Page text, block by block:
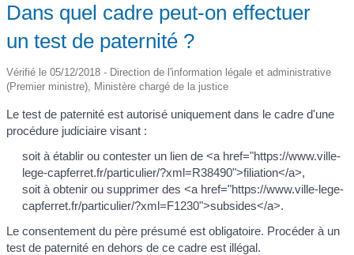
Dans quel cadre peut-on effectuer
un test de paternité ?
Vérifié le 05/12/2018 - Direction de l'information légale et administrative
(Premier ministre), Ministère chargé de la justice
Le test de paternité est autorisé uniquement dans le cadre d'une
procédure judiciaire visant :
soit à établir ou contester un lien de <a href="https://www.ville-
lege-capferret.fr/particulier/?xml=R38490">filiation</a>,
soit à obtenir ou supprimer des <a href="https://www.ville-lege-
capferret.fr/particulier/?xml=F1230">subsides</a>.
Le consentement du père présumé est obligatoire. Procéder à un
test de paternité en dehors de ce cadre est illégal.